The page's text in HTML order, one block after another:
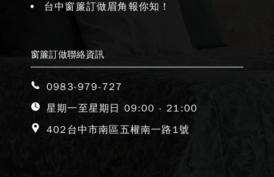
台中窗簾訂做眉角報你知！
窗簾訂做聯絡資訊
0983-979-727
星期一至星期日 09:00 - 21:00
402台中市南區五權南一路1號